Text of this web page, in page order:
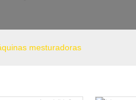
mesturadoras